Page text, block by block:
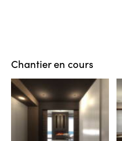
Chantier en cours